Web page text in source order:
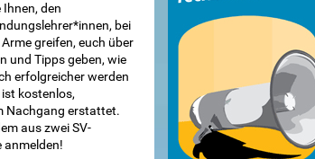
den
bei
greifen, euch über
und Tipps geben, wie
erfolgreicher werden
ist kostenlos,
Nachgang erstattet.
aus zwei SV-
anmelden!